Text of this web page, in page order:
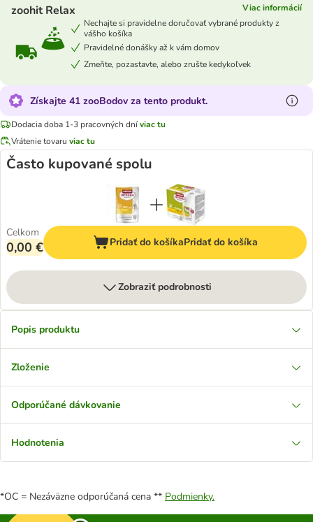
zoohit Relax
Viac informácií
Nechajte si pravidelne doručovať vybrané produkty z
vášho košíka
Pravidelné donášky až k vám domov
Zmeňte, pozastavte, alebo zrušte kedykoľvek
Získajte 41 zooBodov za tento produkt.
Dodacia doba 1-3 pracovných dníviac tu
Vrátenie tovaru viac tu
Často kupované spolu
Celkom
0,00 € Pridať do košíkaPridať do košíka
Zobraziť podrobnosti
Popis produktu
Zloženie
Odporúčané dávkovanie
Hodnotenia
*OC = Nezáväzne odporúčaná cena ** Podmienky.